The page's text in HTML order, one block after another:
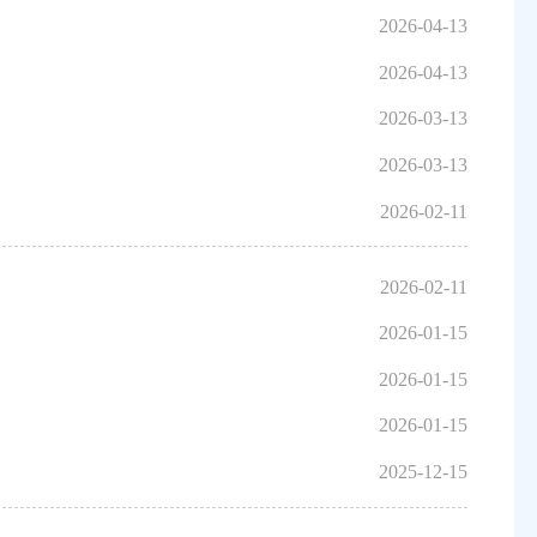
2026-04-13
2026-04-13
2026-03-13
2026-03-13
2026-02-11
2026-02-11
2026-01-15
2026-01-15
2026-01-15
2025-12-15